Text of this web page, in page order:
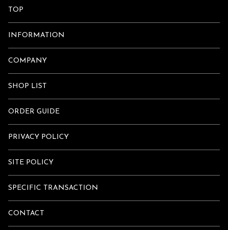
TOP
INFORMATION
COMPANY
SHOP LIST
ORDER GUIDE
PRIVACY POLICY
SITE POLICY
SPECIFIC TRANSACTION
CONTACT